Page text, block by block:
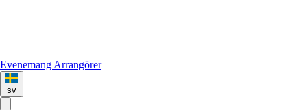
Evenemang Arrangörer
sv